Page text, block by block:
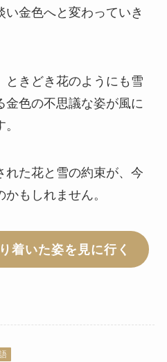
金色へと変わっていき
ときどき花のようにも雪
金色の不思議な姿が風に
れた花と雪の約束が、今
もしれません。
着いた姿を見に行く